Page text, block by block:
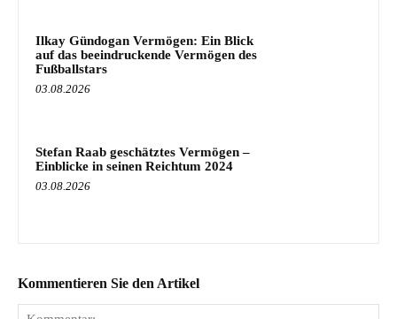
Ilkay Gündogan Vermögen: Ein Blick
auf das beeindruckende Vermögen des
Fußballstars
03.08.2026
Stefan Raab geschätztes Vermögen –
Einblicke in seinen Reichtum 2024
03.08.2026
Kommentieren Sie den Artikel